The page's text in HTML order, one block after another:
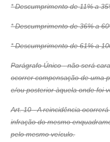
* Descumprimento de 11% a
* Descumprimento de 36% a
* Descumprimento de 61% a
Parágrafo Único - não será
ocorrer compensação de uma
e/ou posterior àquela onde foi
Art. 10 - A reincidência
infração do mesmo
pelo mesmo veículo.